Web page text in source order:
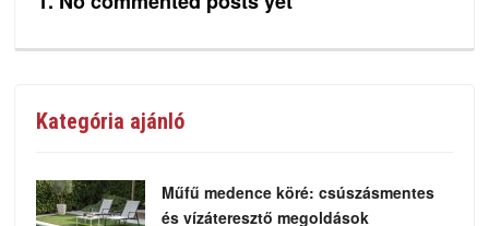
Kategória ajánló
Műfű medence köré: csúszásmentes
és vízáteresztő megoldások